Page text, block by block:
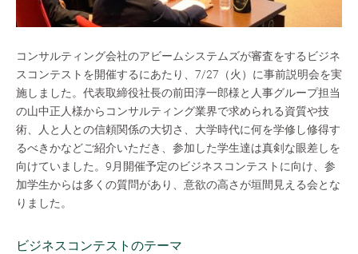
コンサルティング会社のアビームシステムズが審査をするビジネ
スコンテストを開催するにあたり、7/27（火）に事前説明会を実
施しました。代表取締役社長の前田淳一郎様と人事グループ担当
の山中正人様からコンサルティング業界で求められる資質や技
術、人と人との信頼関係の大切さ、大学時代に何を学修し修得す
るべきかなどご紹介いただき、参加した学生達は真剣な眼差しを
向けていました。9月開催予定のビジネスコンテストに向け、参
加学生からは多くの質問があり、意欲の高さが垣間見える会とな
りました。
ビジネスコンテストのテーマ